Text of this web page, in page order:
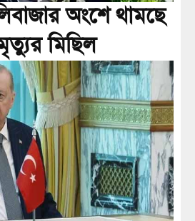
অংশে থামছে
মিছিল